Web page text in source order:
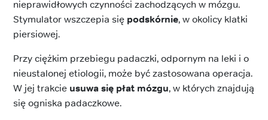
nieprawidłowych czynności zachodzących w mózgu.
Stymulator wszczepia się podskórnie, w okolicy klatki
piersiowej.
Przy ciężkim przebiegu padaczki, odpornym na leki i o
nieustalonej etiologii, może być zastosowana operacja.
W jej trakcie usuwa się płat mózgu, w których znajdują
się ogniska padaczkowe.